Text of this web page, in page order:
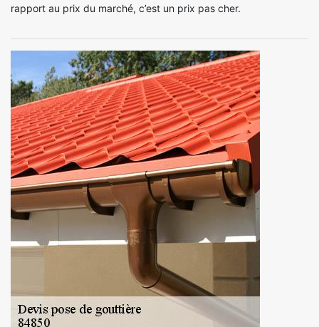
rapport au prix du marché, c’est un prix pas cher.